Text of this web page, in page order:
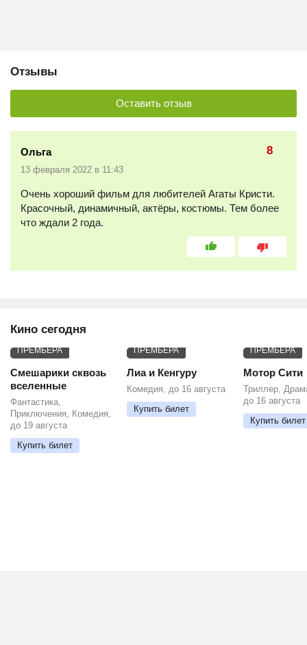
Отзывы
Оставить отзыв
Ольга
13 февраля 2022 в 11:43
8
Очень хороший фильм для любителей Агаты Кристи.
Красочный, динамичный, актёры, костюмы. Тем более
что ждали 2 года.
Кино сегодня
ПРЕМЬЕРА
Смешарики сквозь
вселенные
Фантастика,
Приключения, Комедия,
до 19 августа
Купить билет
ПРЕМЬЕРА
Лиа и Кенгуру
Комедия, до 16 августа
Купить билет
ПРЕМЬЕРА
Мотор Сити
Триллер,
до 16 августа
Купить билет